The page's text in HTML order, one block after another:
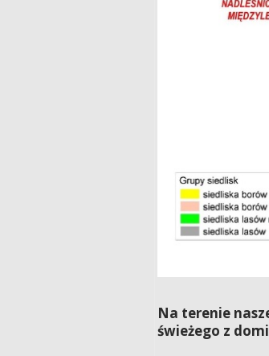
Na terenie
świeżego z